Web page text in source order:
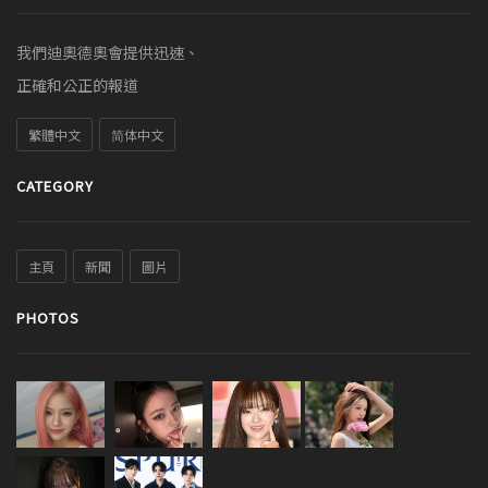
我們迪奧德奧會提供迅速、
正確和公正的報道
繁體中文 简体中文
CATEGORY
主頁 新聞 圖片
PHOTOS